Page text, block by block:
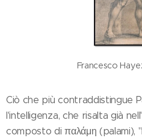
Francesco
Ciò che più contraddistingue
l'intelligenza, che risalta già
composto di παλάμη (palami),